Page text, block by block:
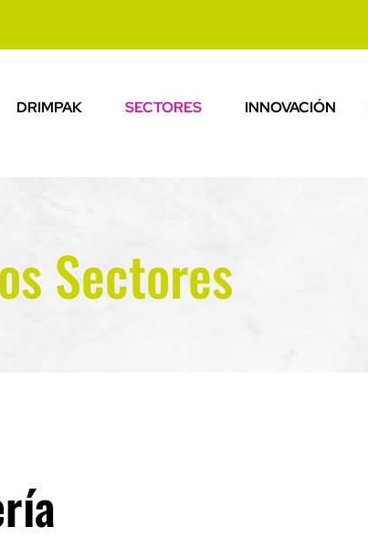
DRIMPAK SECTORES INNOVACIÓN
Sectores